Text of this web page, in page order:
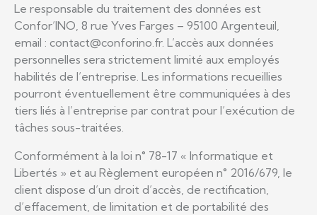
Le responsable du traitement des données est
Confor’INO, 8 rue Yves Farges – 95100 Argenteuil,
email : contact@conforino.fr. L’accès aux données
personnelles sera strictement limité aux employés
habilités de l’entreprise. Les informations recueillies
pourront éventuellement être communiquées à des
tiers liés à l’entreprise par contrat pour l’exécution de
tâches sous-traitées.
Conformément à la loi n° 78-17 « Informatique et
Libertés » et au Règlement européen n° 2016/679, le
client dispose d’un droit d’accès, de rectification,
d’effacement, de limitation et de portabilité des